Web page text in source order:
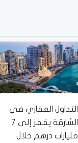
التداول العقاري في
الشارقة يقفز إلى 7
مليارات درهم خلال